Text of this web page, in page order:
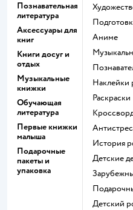
Познавательная
литература
Аксессуары для
книг
Книги досуг и
отдых
Музыкальные
книжки
Обучающая
литература
Первые книжки
малыша
Подарочные
пакеты и
упаковка
Аниме
раскраски
история
детские
детский